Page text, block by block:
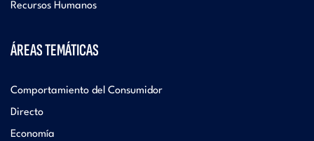
Recursos Humanos
ÁREAS TEMÁTICAS
Comportamiento del Consumidor
Directo
Economía